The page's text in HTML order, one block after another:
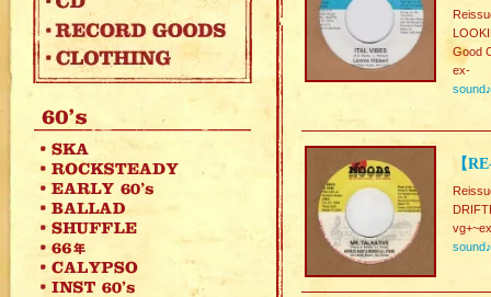
Good
ex-
sound♪
【
sound♪